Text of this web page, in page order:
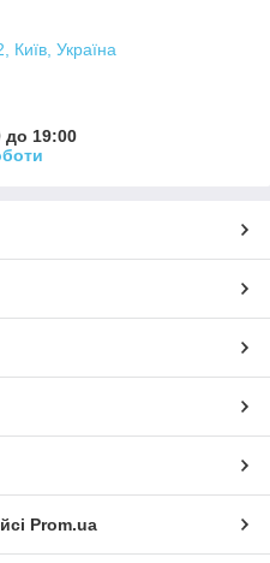
Київ, Україна
до 19:00
Prom.ua